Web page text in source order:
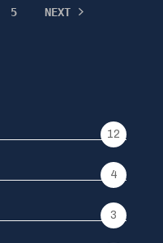
5 NEXT
12
4
3